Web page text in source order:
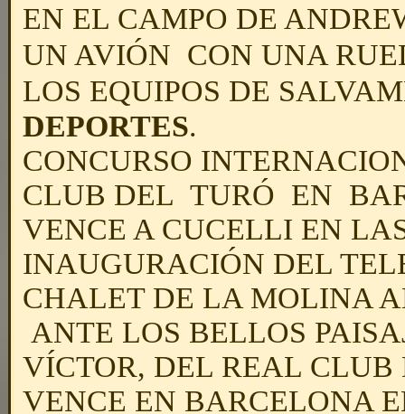
EN EL CAMPO DE
UN AVIÓN CON UNA
LOS EQUIPOS DE
DEPORTES.
CONCURSO
CLUB DEL TURÓ EN
VENCE A CUCELLI EN
INAUGURACIÓN DEL
CHALET DE LA MOLINA
ANTE LOS BELLOS
VÍCTOR, DEL REAL CLUB
VENCE EN BARCELONA